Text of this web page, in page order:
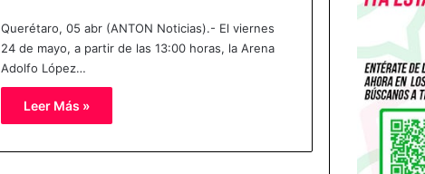
Querétaro, 05 abr (ANTON Noticias).- El viernes
24 de mayo, a partir de las 13:00 horas, la Arena
Adolfo López…
Leer Más »